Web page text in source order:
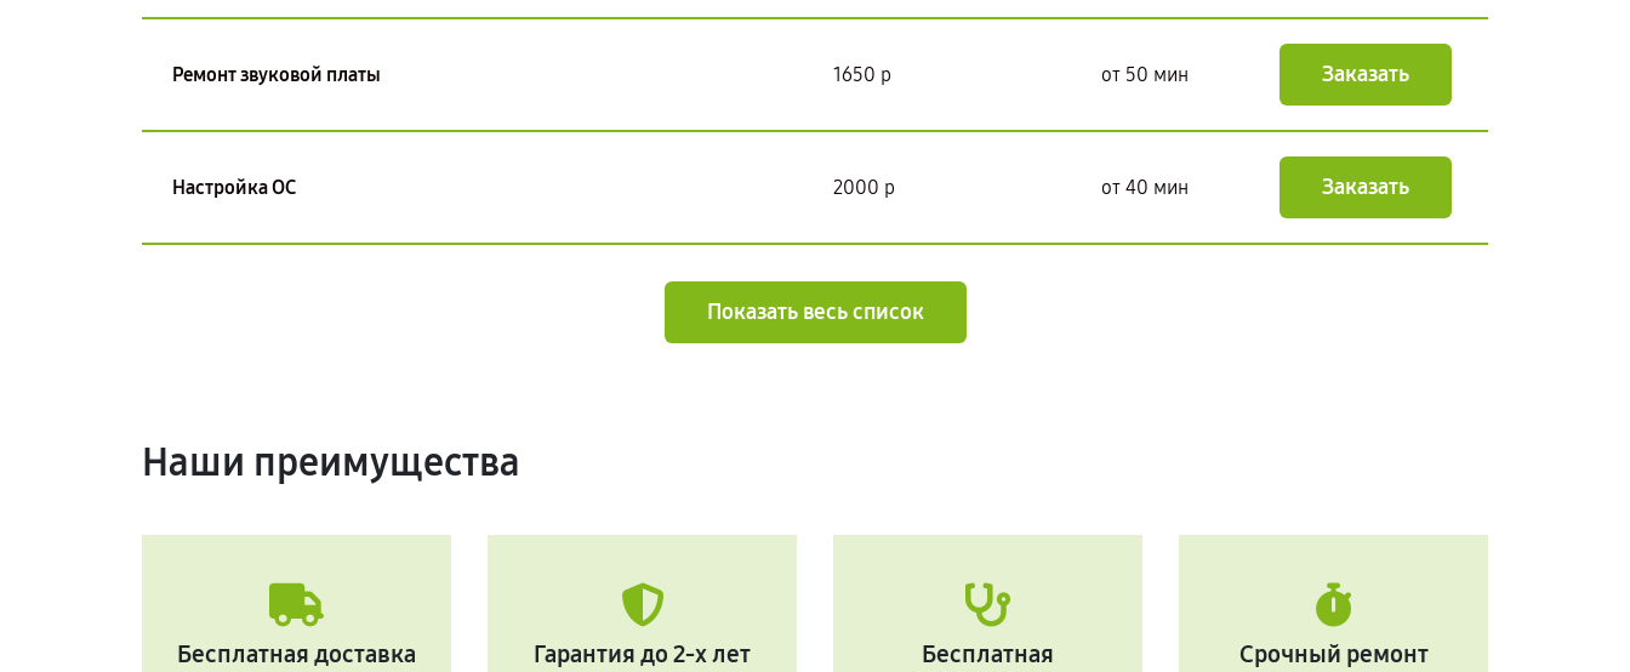
Ремонт звуковой платы 1650 р от 50 мин Заказать
Настройка ОС 2000 р от 40 мин Заказать
Показать весь список
Наши преимущества
Бесплатная доставка Гарантия до 2-х лет
Бесплатная
Срочный ремонт